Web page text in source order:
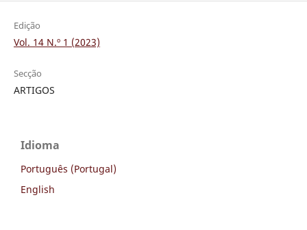
Edição
Vol. 14 N.º 1 (2023)
Secção
ARTIGOS
Idioma
Português (Portugal)
English